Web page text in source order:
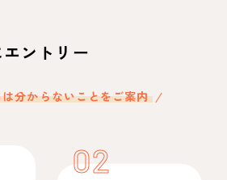
ントリー
分からないことをご案内
02